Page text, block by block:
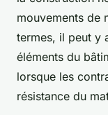
mouvements de
termes, il peut y
éléments du
lorsque les
résistance du